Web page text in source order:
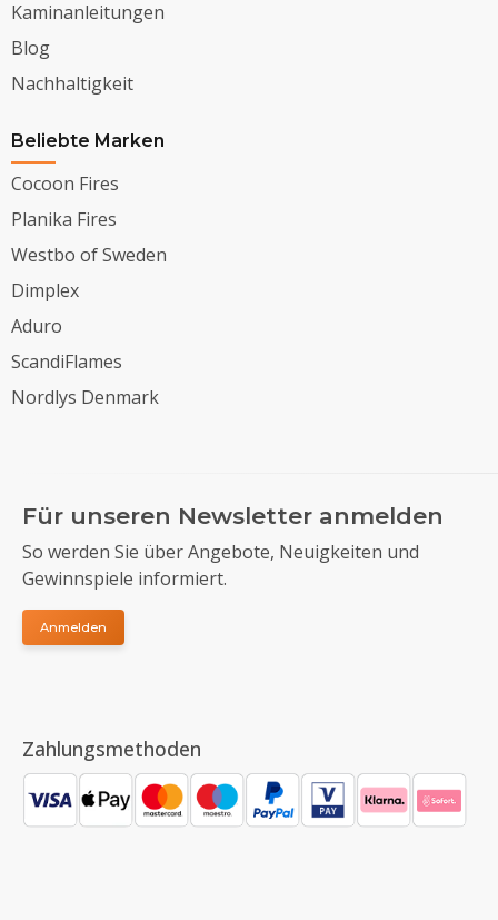
Kaminanleitungen
Blog
Nachhaltigkeit
Beliebte Marken
Cocoon Fires
Planika Fires
Westbo of Sweden
Dimplex
Aduro
ScandiFlames
Nordlys Denmark
Für unseren Newsletter anmelden
So werden Sie über Angebote, Neuigkeiten und
Gewinnspiele informiert.
Anmelden
Zahlungsmethoden